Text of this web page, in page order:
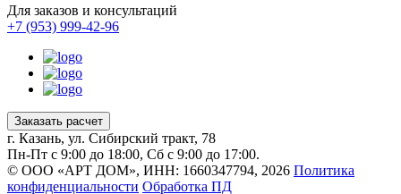
Для заказов и консультаций
+7 (953) 999-42-96
Заказать расчет
г. Казань, ул. Сибирский тракт, 78
Пн-Пт с 9:00 до 18:00, Сб с 9:00 до 17:00.
© ООО «АРТ ДОМ», ИНН: 1660347794, 2026 Политика
конфиденциальности Обработка ПД